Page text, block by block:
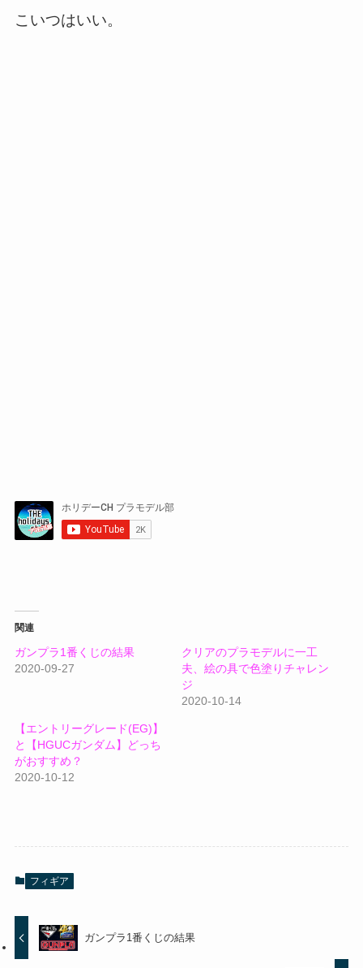
こいつはいい。
関連
ガンプラ1番くじの結果
2020-09-27
クリアのプラモデルに一工
夫、絵の具で色塗りチャレン
ジ
2020-10-14
【エントリーグレード(EG)】
と【HGUCガンダム】どっち
がおすすめ？
2020-10-12
フィギア
ガンプラ1番くじの結果